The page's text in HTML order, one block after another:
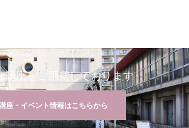
講座をご用意しております
座・イベント情報はこちらから